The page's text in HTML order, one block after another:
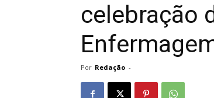
celebração
Por Redação -